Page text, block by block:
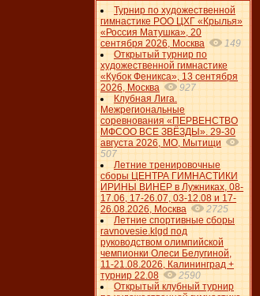
Турнир по художественной
гимнастике РОО ЦХГ «Крылья»
«Россия Матушка», 20
сентября 2026, Москва
149
Открытый турнир по
художественной гимнастике
«Кубок Феникса», 13 сентября
2026, Москва
927
Клубная Лига.
Межрегиональные
соревнования «ПЕРВЕНСТВО
МФСОО ВСЕ ЗВЁЗДЫ». 29-30
августа 2026, МО, Мытищи
507
Летние тренировочные
сборы ЦЕНТРА ГИМНАСТИКИ
ИРИНЫ ВИНЕР в Лужниках, 08-
17.06, 17-26.07, 03-12.08 и 17-
26.08.2026, Москва
2725
Летние спортивные сборы
ravnovesie.klgd под
руководством олимпийской
чемпионки Олеси Белугиной,
11-21.08.2026, Калининград +
турнир 22.08
2590
Открытый клубный турнир